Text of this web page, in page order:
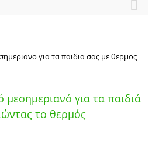
μεσημεριανό για τα παιδιά
το θερμός